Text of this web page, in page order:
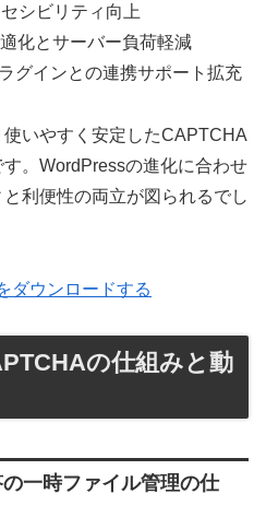
シビリティ向上
化とサーバー負荷軽減
グインとの連携サポート拡充
いやすく安定したCAPTCHA
。WordPressの進化に合わせ
利便性の両立が図られるでし
ダウンロードする
の仕組みと動
一時ファイル管理の仕